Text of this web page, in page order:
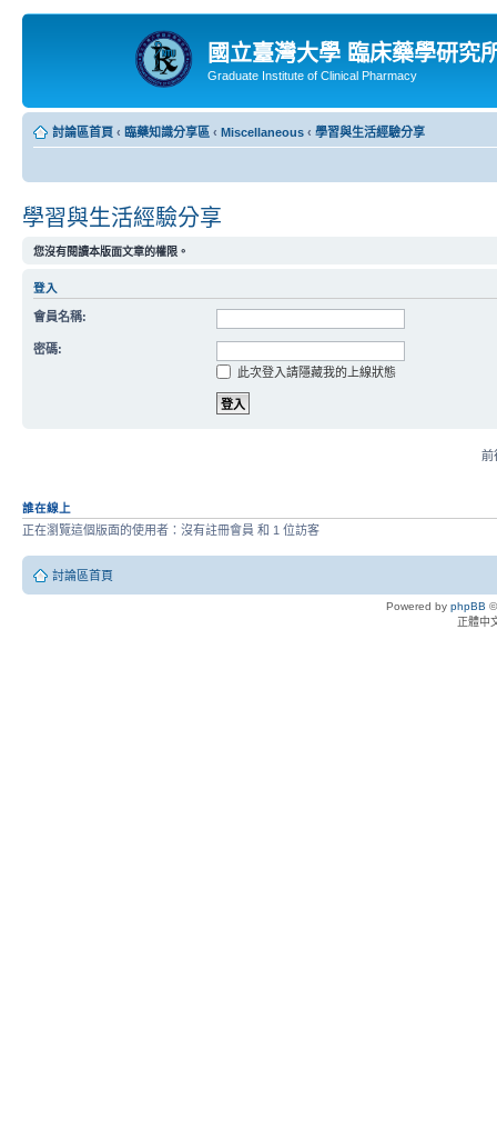
國立臺灣大學 臨床藥學研究
Graduate Institute of Clinical Pharmacy
討論區首頁 ‹ 臨藥知識分享區 ‹ Miscellaneous ‹ 學習與生活經驗分享
學習與生活經驗分享
您沒有閱讀本版面文章的權限。
登入
會員名稱:
密碼:
此次登入請隱藏我的上線狀態
前
誰在線上
正在瀏覽這個版面的使用者：沒有註冊會員 和 1 位訪客
討論區首頁
Powered by phpBB
正體中